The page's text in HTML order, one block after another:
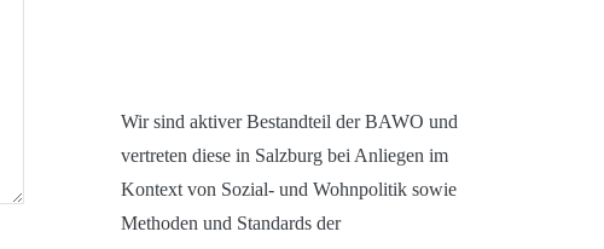
Wir sind aktiver Bestandteil der BAWO und
vertreten diese in Salzburg bei Anliegen im
Kontext von Sozial- und Wohnpolitik sowie
Methoden und Standards der